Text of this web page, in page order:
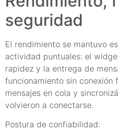
seguridad
El rendimiento se mantuvo
actividad puntuales: el
rapidez y la entrega de
funcionamiento sin conexión
mensajes en cola y
volvieron a conectarse.
Postura de confiabilidad: